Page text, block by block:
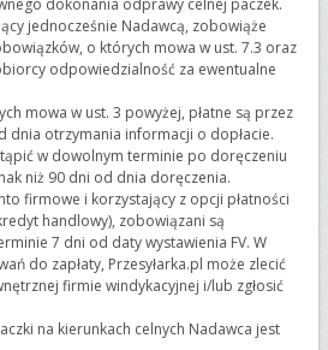
dokonania odprawy celnej paczek.
jednocześnie Nadawcą, zobowiąże
o których mowa w ust. 7.3 oraz
odpowiedzialność za ewentualne
mowa w ust. 3 powyżej, płatne są przez
dnia otrzymania informacji o dopłacie.
w dowolnym terminie po doręczeniu
niż 90 dni od dnia doręczenia.
firmowe i korzystający z opcji płatności
handlowy), zobowiązani są
7 dni od daty wystawienia FV. W
do zapłaty, Przesyłarka.pl może zlecić
firmie windykacyjnej i/lub zgłosić
na kierunkach celnych Nadawca jest